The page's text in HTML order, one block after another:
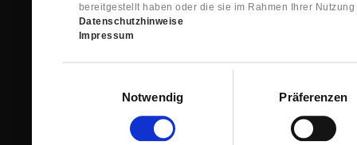
bereitgestellt haben oder die sie im Rahmen Ihrer
Datenschutzhinweise
Impressum
Notwendig
Präferenzen